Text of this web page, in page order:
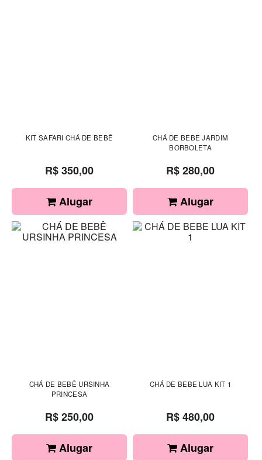
KIT SAFARI CHÁ DE BEBÊ
R$ 350,00
Alugar
CHÁ DE BEBE JARDIM
BORBOLETA
R$ 280,00
Alugar
CHÁ DE BEBÊ URSINHA
PRINCESA
R$ 250,00
Alugar
CHÁ DE BEBE LUA KIT 1
R$ 480,00
Alugar